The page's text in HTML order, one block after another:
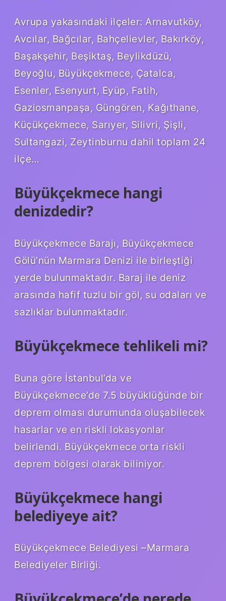
Avrupa yakasındaki ilçeler: Arnavutköy,
Avcılar, Bağcılar, Bahçelievler, Bakırköy,
Başakşehir, Beşiktaş, Beylikdüzü,
Beyoğlu, Büyükçekmece, Çatalca,
Esenler, Esenyurt, Eyüp, Fatih,
Gaziosmanpaşa, Güngören, Kağıthane,
Küçükçekmece, Sarıyer, Silivri, Şişli,
Sultangazi, Zeytinburnu dahil toplam 24
ilçe…
Büyükçekmece hangi
denizdedir?
Büyükçekmece Barajı, Büyükçekmece
Gölü’nün Marmara Denizi ile birleştiği
yerde bulunmaktadır. Baraj ile deniz
arasında hafif tuzlu bir göl, su odaları ve
sazlıklar bulunmaktadır.
Büyükçekmece tehlikeli mi?
Buna göre İstanbul’da ve
Büyükçekmece’de 7.5 büyüklüğünde bir
deprem olması durumunda oluşabilecek
hasarlar ve en riskli lokasyonlar
belirlendi. Büyükçekmece orta riskli
deprem bölgesi olarak biliniyor.
Büyükçekmece hangi
belediyeye ait?
Büyükçekmece Belediyesi –Marmara
Belediyeler Birliği.